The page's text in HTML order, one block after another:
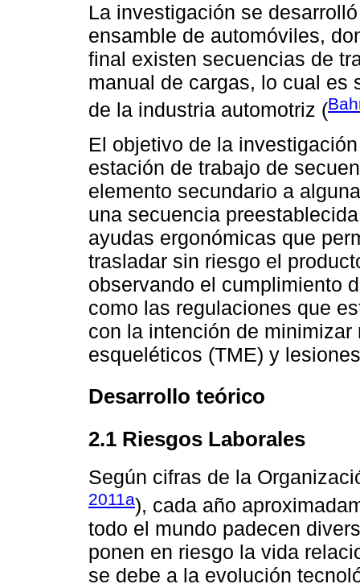
La investigación se
ensamble de automóviles,
final existen secuencias de
manual de cargas, lo cual es
de la industria automotriz (
El objetivo de la
estación de trabajo de
elemento secundario a
una secuencia
ayudas ergonómicas que
trasladar sin riesgo el
observando el cumplimiento
como las regulaciones que
con la intención de
esqueléticos (TME) y
Desarrollo teórico
2.1 Riesgos Laborales
Según cifras de la
2011a), cada año
todo el mundo padecen
ponen en riesgo la vida
se debe a la evolución